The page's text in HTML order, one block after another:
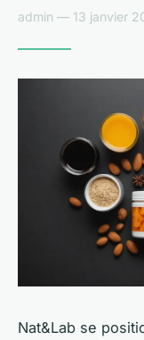
admin — 13 janvier
Nat&Lab se